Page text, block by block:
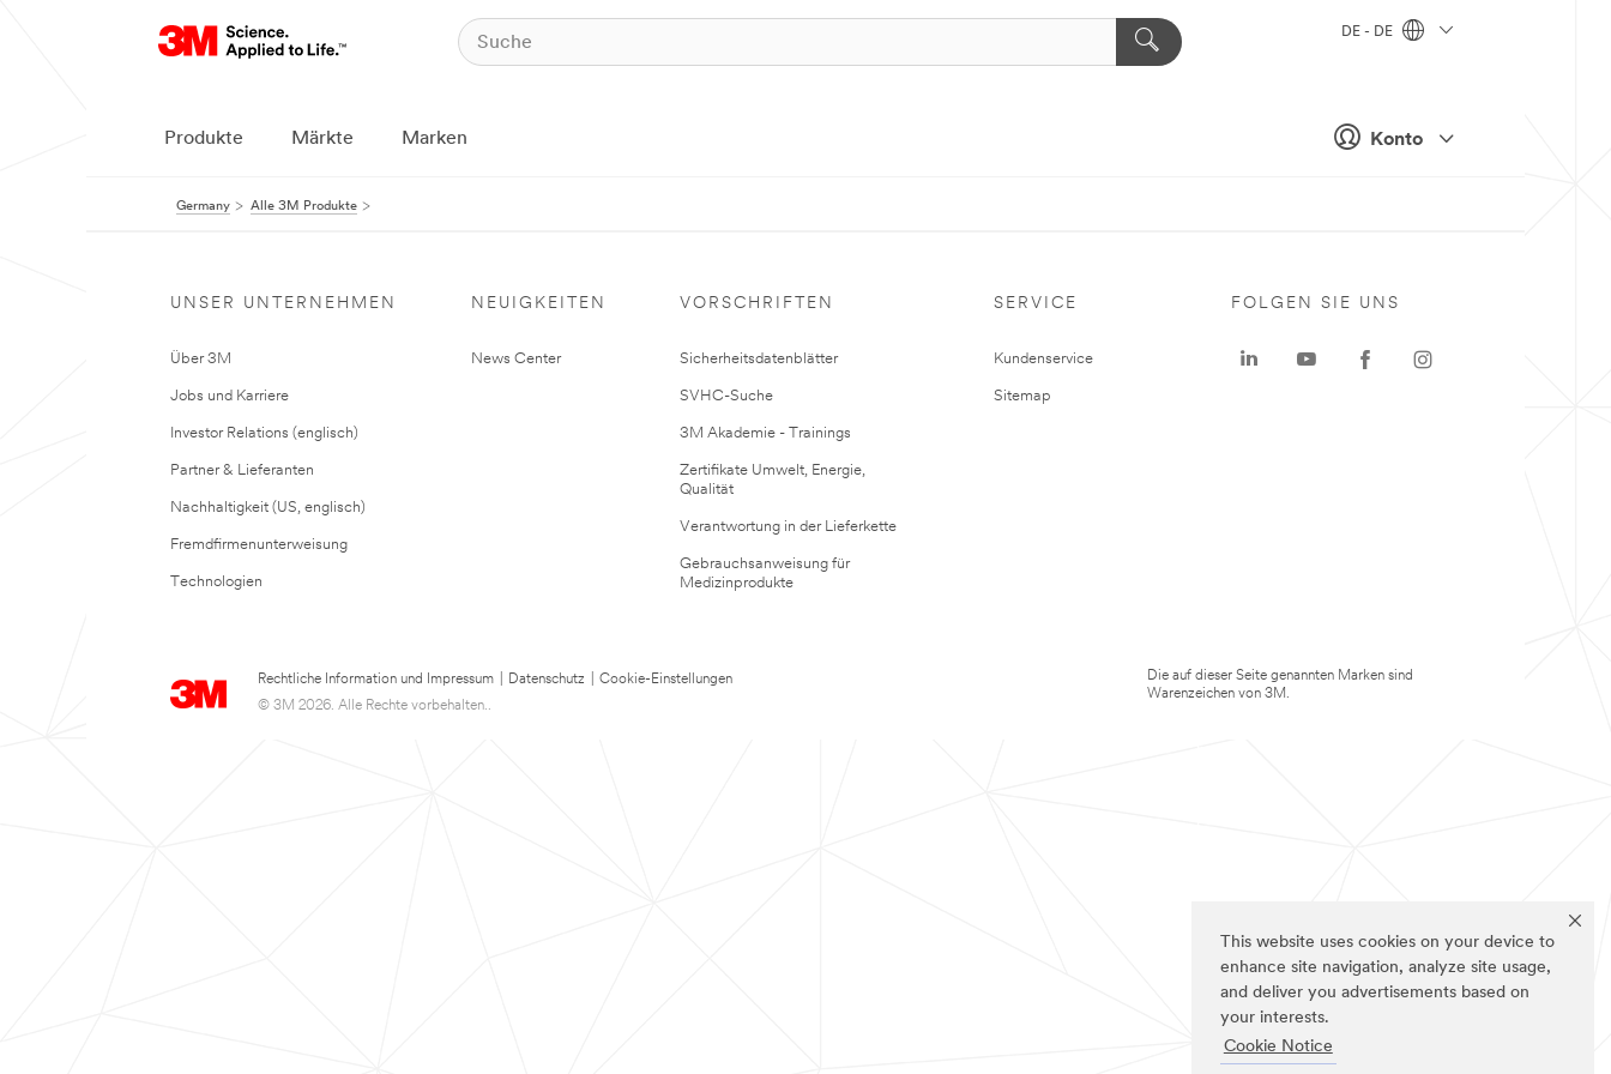
This website uses cookies on your device to
enhance site navigation, analyze site usage,
and deliver you advertisements based on
your interests.
Cookie Notice
Konto
DE - DE
Produkte Märkte Marken
Germany Alle 3M Produkte
UNSER UNTERNEHMEN
Über 3M
Jobs und Karriere
Investor Relations (englisch)
Partner & Lieferanten
Nachhaltigkeit (US, englisch)
Fremdfirmenunterweisung
Technologien
NEUIGKEITEN
News Center
VORSCHRIFTEN
Sicherheitsdatenblätter
SVHC-Suche
3M Akademie - Trainings
Zertifikate Umwelt, Energie,
Qualität
Verantwortung in der Lieferkette
Gebrauchsanweisung für
Medizinprodukte
SERVICE
Kundenservice
Sitemap
Rechtliche Information und Impressum Datenschutz
Cookie-Einstellungen
© 3M 2026. Alle Rechte vorbehalten..
FOLGEN SIE UNS
Die auf dieser Seite genannten Marken sind
Warenzeichen von 3M.